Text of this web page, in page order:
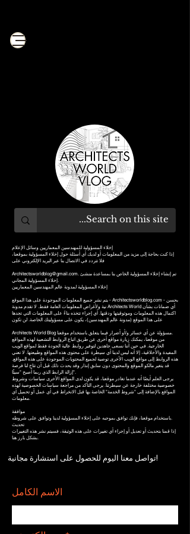
إخلاء المسؤولية للمهندسين المعماريين وسائل الإعلام
إذا كنت بحاجة إلى مزيد من المعلومات أو لديك أي أسئلة حول إخلاء المسؤولية بموقعنا،
فلا تتردد في الاتصال بنا عبر البريد الإلكتروني على
Architectsworldblog@gmail.com. تم إنشاء إخلاء المسؤولية الخاص بنا بمساعدة منشئ
إخلاء المسؤولية المجاني.
إخلاء المسؤولية لمدونة عالم المهندسين المعماريين
يتم نشر جميع المعلومات الموجودة على هذا الموقع - Architectsworldblog.com - بحسن
نية ولأغراض المعلومات العامة فقط. لا تقدم مدونة Architects World أي ضمانات بشأن
اكتمال هذه المعلومات وموثوقيتها ودقتها. أي إجراء تتخذه بناءً على المعلومات التي تجدها
على هذا الموقع (مدونة عالم المهندسين)، يكون على مسؤوليتك الخاصة. لن تكون
Architects World Blog مسؤولة عن أي خسائر و/أو أضرار فيما يتعلق باستخدام موقعنا.
من موقعنا، يمكنك زيارة مواقع أخرى عن طريق اتباع الروابط التشعبية لهذه المواقع
الخارجية. في حين أننا نسعى جاهدين لتوفير روابط عالية الجودة فقط لمواقع الويب
المفيدة والأخلاقية، إلا أنه ليس لدينا أي سيطرة على محتوى هذه المواقع وطبيعتها. لا تعني
هذه الروابط إلى مواقع الويب الأخرى توصية لجميع المحتويات الموجودة على هذه المواقع.
قد يتغير مالكو الموقع والمحتوى دون سابق إنذار وقد يحدث ذلك قبل أن تتاح لنا فرصة
إزالة الرابط الذي ربما أصبح "سيئًا".
يرجى العلم أيضًا أنه عندما تغادر موقعنا، قد يكون لدى المواقع الأخرى سياسات وشروط
خصوصية مختلفة خارجة عن سيطرتنا. يرجى التأكد من مراجعة سياسات الخصوصية لهذه
المواقع بالإضافة إلى "شروط الخدمة" الخاصة بها قبل الانخراط في أي عمل أو تحميل أي
معلومات.
موافقة
باستخدام موقعنا، فإنك توافق بموجبه على إخلاء المسؤولية لدينا وتوافق على شروطه.
تحديث
إذا قمنا بتحديث أو تعديل أو إجراء أي تغييرات على هذه الوثيقة، فسيتم نشر هذه التغييرات
بشكل بارز هنا.
تواصل معنا اليوم للحصول على استشارة مجانية!
الاسم الكامل